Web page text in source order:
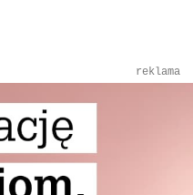
reklama